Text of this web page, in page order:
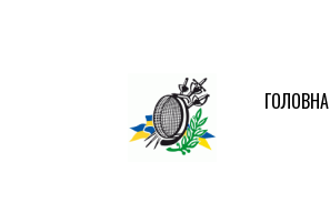
ГОЛОВНА